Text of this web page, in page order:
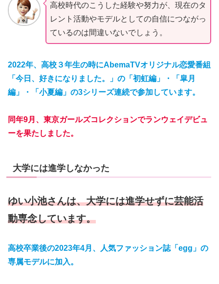
高校時代のこうした経験や努力が、現在のタ
レント活動やモデルとしての自信につながっ
ているのは間違いないでしょう。
2022年、高校３年生の時にAbemaTVオリジナル恋愛番組
「今日、好きになりました。」の「初虹編」・「皐月
編」・「小夏編」の3シリーズ連続で参加しています。
同年9月、東京ガールズコレクションでランウェイデビュ
ーを果たしました。
大学には進学しなかった
ゆい小池さんは、大学には進学せずに芸能活
動専念しています。
高校卒業後の2023年4月、人気ファッション誌「egg」の
専属モデルに加入。